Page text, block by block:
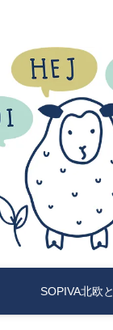
SOPIVA北欧